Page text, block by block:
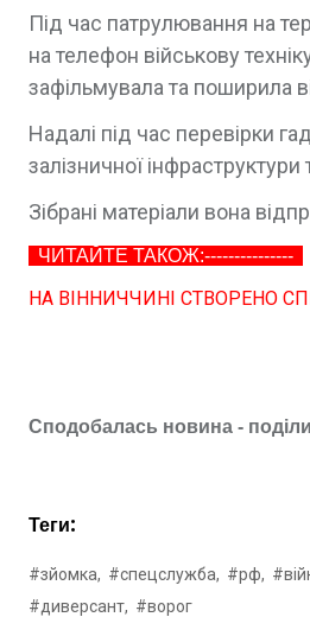
Під час патрулювання на
на телефон військову
зафільмувала та поширила
Надалі під час перевірки
залізничної
Зібрані матеріали вона
ЧИТАЙТЕ ТАКОЖ:---------------
НА ВІННИЧЧИНІ СТВОРЕНО
Сподобалась новина -
Теги:
#зйомка, #спецслужба, #рф,
#диверсант, #ворог